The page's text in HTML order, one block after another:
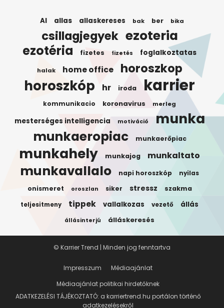
AI allas allaskereses bak ber bika
csillagjegyek ezoteria
ezotéria fizetes fizetés foglalkoztatas
halak home office horoszkop
horoszkóp hr iroda karrier
kommunikacio koronavirus merleg
mesterséges intelligencia motiváció munka
munkaeropiac munkaerőpiac
munkahely munkajog munkaltato
munkavallalo napi horoszkóp nyilas
onismeret oroszlan siker stressz szakma
teljesitmeny tippek vallalkozas vezető állás
állásinterjú álláskeresés
Impresszum
Médiaajánlat
Médiaajánlat politikai hirdetőknek
ADATKEZELÉSI TÁJÉKOZTATÓ: a karriertrend.hu portálon történő
adatkezelésekről
© Karrier Trend | Minden jog fenntartva